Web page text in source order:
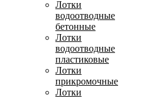
Лотки
водоотводные
бетонные
Лотки
водоотводные
пластиковые
Лотки
прикромочные
Лотки